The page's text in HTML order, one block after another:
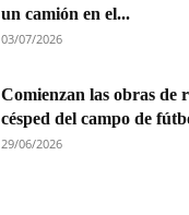
un camión en el...
03/07/2026
Comienzan las obras de
césped del campo de
29/06/2026